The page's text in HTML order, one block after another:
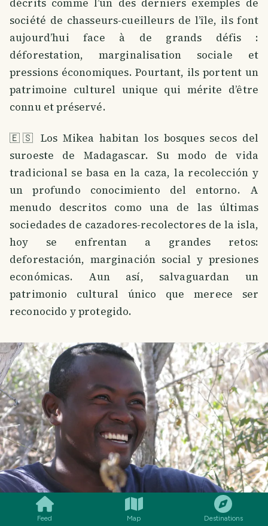
Feed Map Destinations
décrits comme l’un des derniers exemples de
société de chasseurs-cueilleurs de l’île, ils font
aujourd’hui face à de grands défis :
déforestation, marginalisation sociale et
pressions économiques. Pourtant, ils portent un
patrimoine culturel unique qui mérite d’être
connu et préservé.
🇪🇸 Los Mikea habitan los bosques secos del
suroeste de Madagascar. Su modo de vida
tradicional se basa en la caza, la recolección y
un profundo conocimiento del entorno. A
menudo descritos como una de las últimas
sociedades de cazadores-recolectores de la isla,
hoy se enfrentan a grandes retos:
deforestación, marginación social y presiones
económicas. Aun así, salvaguardan un
patrimonio cultural único que merece ser
reconocido y protegido.
SMILES COMMENT SHARE